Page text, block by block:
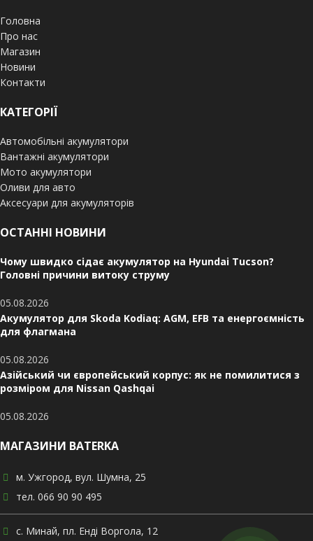
Головна
Про нас
Магазин
Новини
Контакти
КАТЕГОРІЇ
Автомобільні акумулятори
Вантажні акумулятори
Мото акумулятори
Оливи для авто
Аксесуари для акумуляторів
ОСТАННІ НОВИНИ
Чому швидко сідає акумулятор на Hyundai Tucson?
Головні причини витоку струму
05.08.2026
Акумулятор для Skoda Kodiaq: AGM, EFB та енергоємність
для флагмана
05.08.2026
Азійський чи європейський корпус: як не помилитися з
розміром для Nissan Qashqai
05.08.2026
МАГАЗИНИ BATERKA
м. Ужгород, вул. Шумна, 25
тел. 066 90 90 495
с. Минай, пл. Енді Воргола, 12